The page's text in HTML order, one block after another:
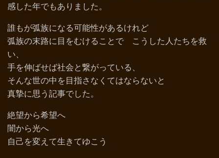
感した年でもありました。
誰もが弧族になる可能性があるけれど
弧族の末路に目をむけることで こうした人たちを救
い、
手を伸ばせば社会と繋がっている、
そんな世の中を目指さなくてはならないと
真摯に思う記事でした。
絶望から希望へ
闇から光へ
自己を変えて生きてゆこう